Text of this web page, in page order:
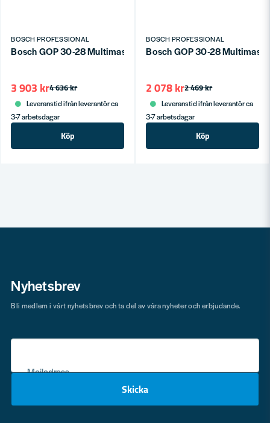
BOSCH PROFESSIONAL
Bosch GOP 30-28 Multimaskin STARLOCK PLUS SET (300W)
4 636 kr
3 903 kr
Leveranstid ifrån leverantör ca
3-7 arbetsdagar
Köp
BOSCH PROFESSIONAL
Bosch GOP 30-28
2 469 kr
2 078 kr
Leveranstid ifrån leverantör ca
3-7 arbetsdagar
Köp
Nyhetsbrev
Mejladress
Skicka
Bli medlem i vårt nyhetsbrev och ta del av våra nyheter och erbjudande.